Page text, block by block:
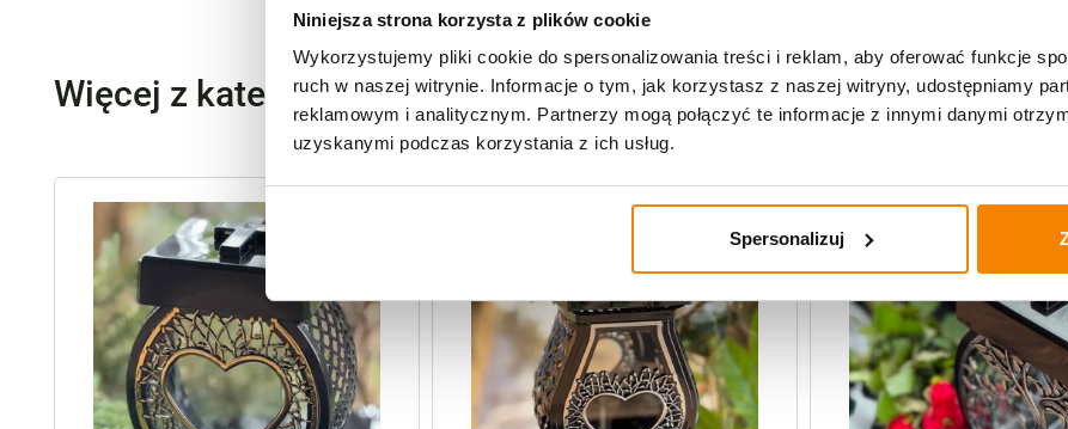
Niniejsza strona korzysta z plików cookie
Wykorzystujemy pliki cookie do spersonalizowania treści i reklam, aby oferować funkcje
ruch w naszej witrynie. Informacje o tym, jak korzystasz z naszej witryny, udostępniamy
reklamowym i analitycznym. Partnerzy mogą połączyć te informacje z innymi danymi
uzyskanymi podczas korzystania z ich usług.
Spersonalizuj
Więcej z kategorii Znicze szklane